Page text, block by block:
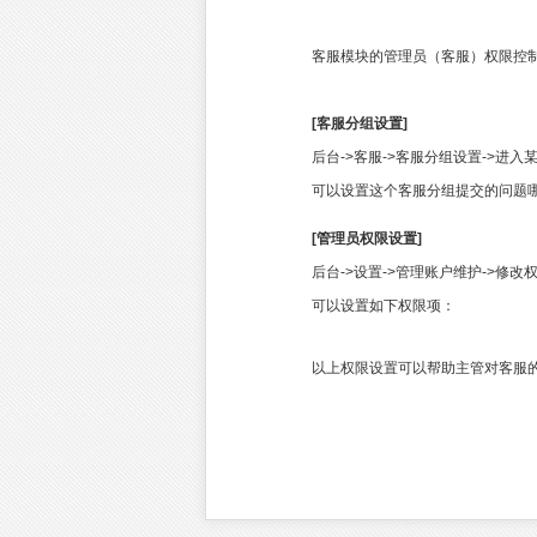
客服模块的管理员（客服）权限控
[客服分组设置]
后台->客服->客服分组设置->进入
可以设置这个客服分组提交的问题
[管理员权限设置]
后台->设置->管理账户维护->修改
可以设置如下权限项：
以上权限设置可以帮助主管对客服